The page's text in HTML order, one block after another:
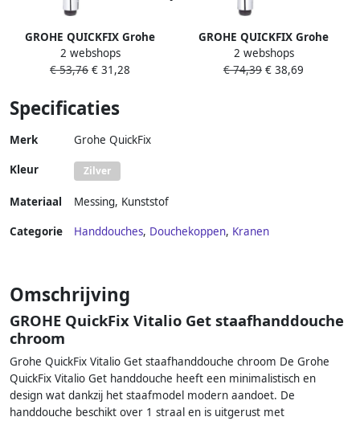
GROHE QUICKFIX Grohe
Vitalio Joy handdouche 8l
min 1 straalsoort
doucheslang kunststof
2 webshops
€ 53,76 € 31,28
GROHE QUICKFIX Grohe
Vitalio Joy handdouche 17.5l
min 2 straalsoorten
2 webshops
€ 74,39 € 38,69
Specificaties
Merk Grohe QuickFix
Kleur Zilver
Materiaal Messing, Kunststof
Categorie Handdouches, Douchekoppen, Kranen
Omschrijving
GROHE QuickFix Vitalio Get staafhanddouche
chroom
Grohe QuickFix Vitalio Get staafhanddouche chroom De Grohe
QuickFix Vitalio Get handdouche heeft een minimalistisch en
design wat dankzij het staafmodel modern aandoet. De
handdouche beschikt over 1 straal en is uitgerust met